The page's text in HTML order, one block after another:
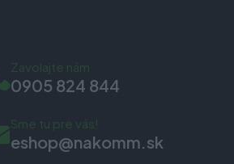
Zavolajte nám
0905 824 844
Sme tu pre vás!
eshop@nakomm.sk